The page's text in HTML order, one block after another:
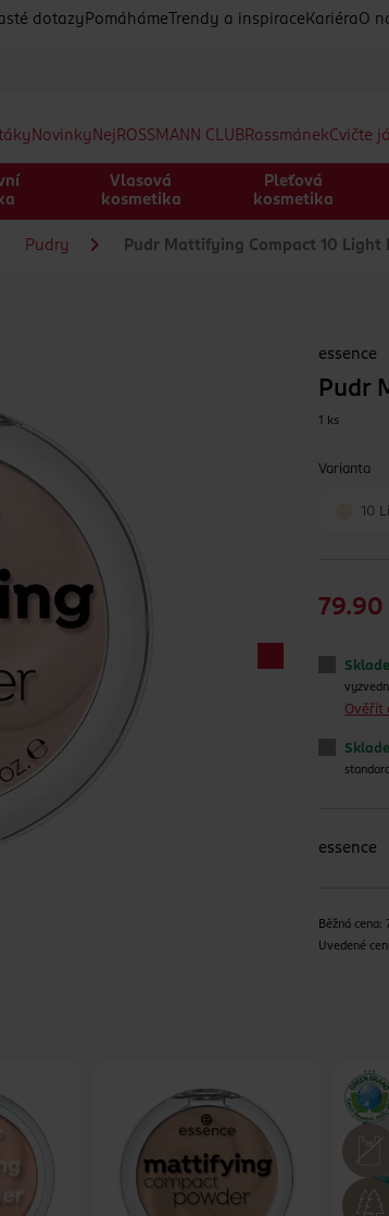
dotazy Pomáháme Trendy a inspirace Kariéra O
Novinky Nej ROSSMANN CLUBRossmánekCvičte
Vlasová
kosmetika
Pleťová
kosmetika
Pudry Pudr Mattifying Compact 10 Light
essence
Pudr
1 ks
Varianta
10
79.90
Ověřit
essence
Běžná
Uvedené